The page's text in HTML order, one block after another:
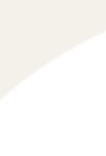
юристов